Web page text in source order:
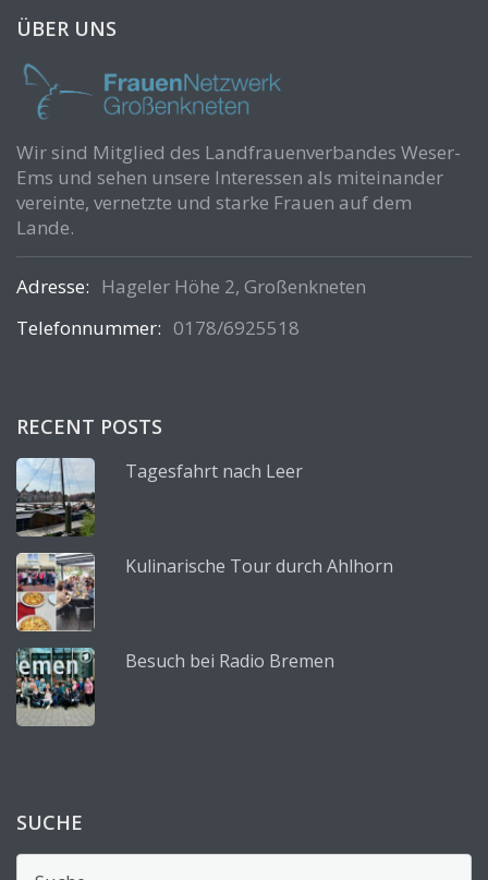
ÜBER UNS
Wir sind Mitglied des Landfrauenverbandes Weser-
Ems und sehen unsere Interessen als miteinander
vereinte, vernetzte und starke Frauen auf dem
Lande.
Adresse: Hageler Höhe 2, Großenkneten
Telefonnummer: 0178/6925518
RECENT POSTS
Tagesfahrt nach Leer
Kulinarische Tour durch Ahlhorn
Besuch bei Radio Bremen
SUCHE